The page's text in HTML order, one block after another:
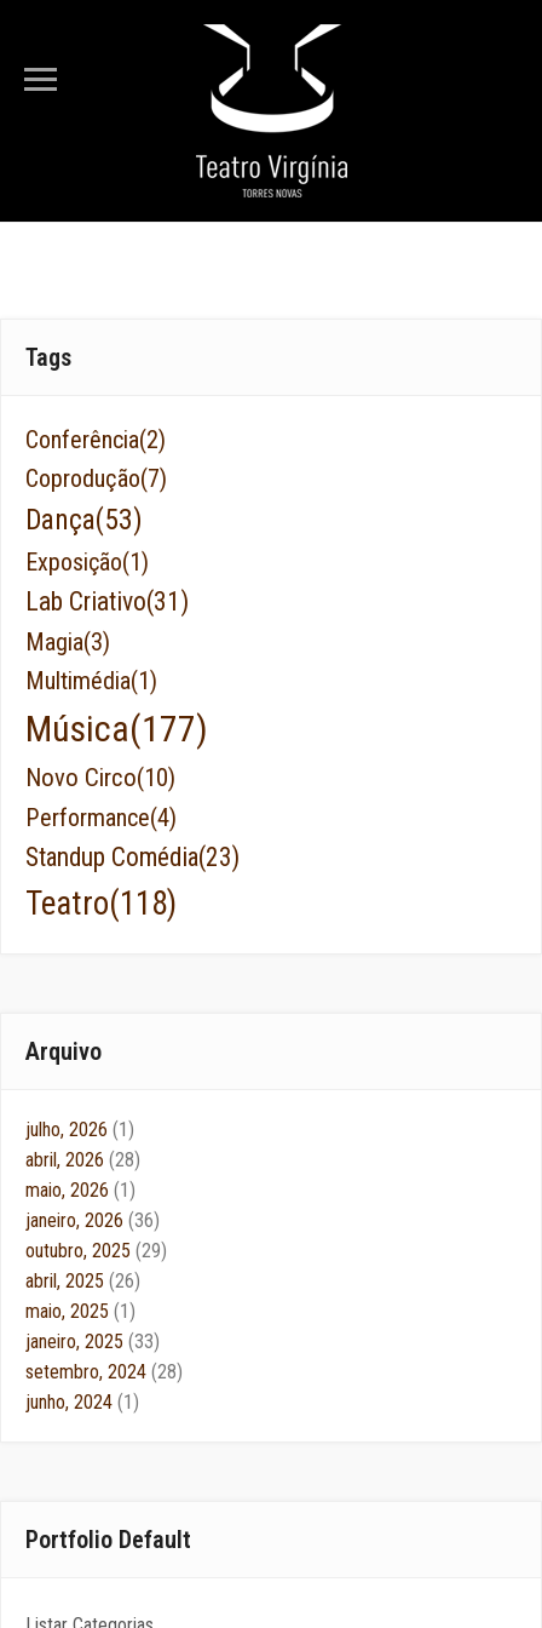
Bilheteira ROOT
Tags
Conferência(2)
Coprodução(7)
Dança(53)
Exposição(1)
Lab Criativo(31)
Magia(3)
Multimédia(1)
Música(177)
Novo Circo(10)
Performance(4)
Standup Comédia(23)
Teatro(118)
Arquivo
julho, 2026 (1)
abril, 2026 (28)
maio, 2026 (1)
janeiro, 2026 (36)
outubro, 2025 (29)
abril, 2025 (26)
maio, 2025 (1)
janeiro, 2025 (33)
setembro, 2024 (28)
junho, 2024 (1)
Portfolio Default